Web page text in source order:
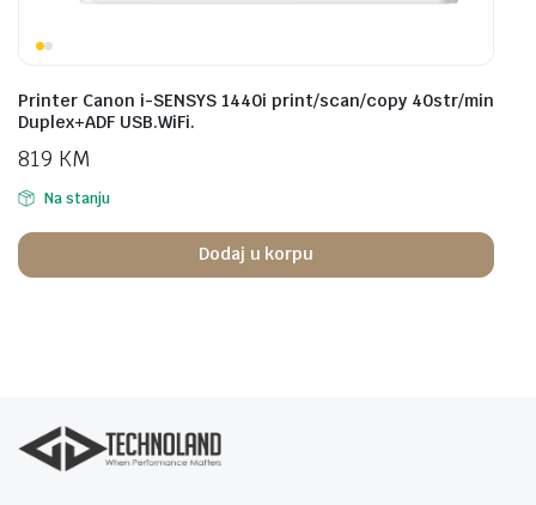
Printer Canon i-SENSYS 1440i print/scan/copy 40str/min
Duplex+ADF USB.WiFi.
819 KM
Na stanju
Dodaj u korpu